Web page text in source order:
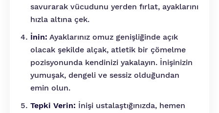
savurarak vücudunu yerden fırlat, ayaklarını
hızla altına çek.
İnin: Ayaklarınız omuz genişliğinde açık
olacak şekilde alçak, atletik bir çömelme
pozisyonunda kendinizi yakalayın. İnişinizin
yumuşak, dengeli ve sessiz olduğundan
emin olun.
Tepki Verin: İnişi ustalaştığınızda, hemen